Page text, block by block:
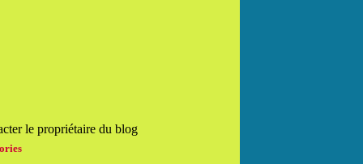
le propriétaire du blog